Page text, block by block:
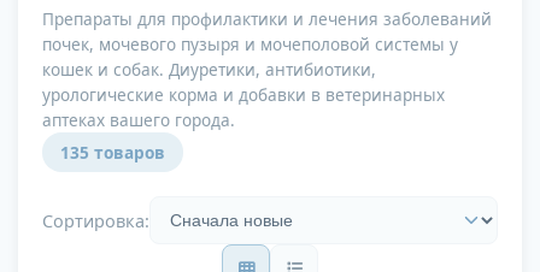
Препараты для профилактики и лечения заболеваний
почек, мочевого пузыря и мочеполовой системы у
кошек и собак. Диуретики, антибиотики,
урологические корма и добавки в ветеринарных
аптеках вашего города.
135 товаров
Сортировка: